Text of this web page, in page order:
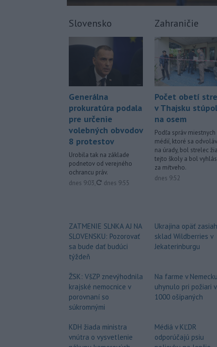
Slovensko
Generálna
prokuratúra podala
pre určenie
volebných obvodov
8 protestov
Urobila tak na základe
podnetov od verejného
ochrancu práv.
dnes 9:03, aktualizované
dnes 9:55
ZATMENIE SLNKA AJ NA
SLOVENSKU: Pozorovať
sa bude dať budúci
týždeň
ŽSK: VšZP znevýhodnila
krajské nemocnice v
porovnaní so
súkromnými
KDH žiada ministra
vnútra o vysvetlenie
Zahraničie
Počet obetí
v Thajsku stúpol
na osem
Podľa správ miestnych
médií, ktoré sa
na úrady, bol strelec
tejto školy a bol
za mŕtveho.
dnes 9:52
Ukrajina opäť
sklad Wildberries v
Jekaterinburgu
Na farme v Nemecku
uhynulo pri požiari
1000 ošípaných
Médiá v KĽDR
odporúčajú psiu